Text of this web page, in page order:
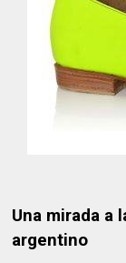
Una mirada a
argentino